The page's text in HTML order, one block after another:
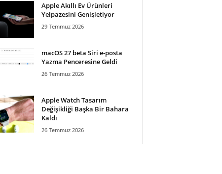
Apple Akıllı Ev Ürünleri
Yelpazesini Genişletiyor
29 Temmuz 2026
macOS 27 beta Siri e-posta
Yazma Penceresine Geldi
26 Temmuz 2026
Apple Watch Tasarım
Değişikliği Başka Bir Bahara
Kaldı
26 Temmuz 2026